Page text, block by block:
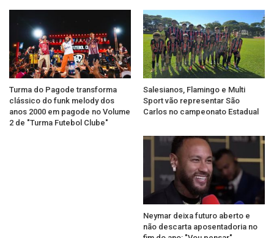
Turma do Pagode transforma
clássico do funk melody dos
anos 2000 em pagode no Volume
2 de "Turma Futebol Clube"
Salesianos, Flamingo e Multi
Sport vão representar São
Carlos no campeonato Estadual
Neymar deixa futuro aberto e
não descarta aposentadoria no